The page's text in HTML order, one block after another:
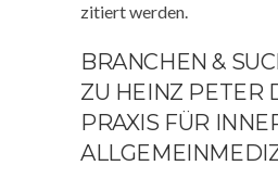
zitiert werden.
BRANCHEN &
ZU HEINZ PETER
PRAXIS FÜR